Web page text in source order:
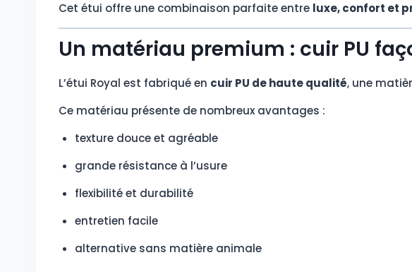
Cet étui offre une combinaison parfaite entre luxe, confort et
Un matériau premium : cuir PU
L’étui Royal est fabriqué en cuir PU de haute qualité, une
Ce matériau présente de nombreux avantages :
texture douce et agréable
grande résistance à l’usure
flexibilité et durabilité
entretien facile
alternative sans matière animale